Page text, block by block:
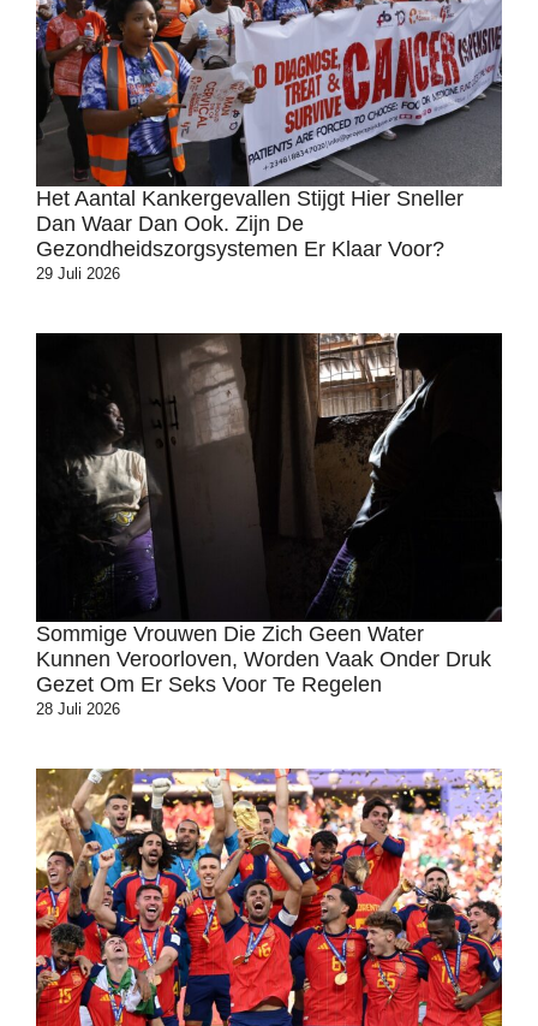
Het Aantal Kankergevallen Stijgt Hier Sneller
Dan Waar Dan Ook. Zijn De
Gezondheidszorgsystemen Er Klaar Voor?
29 Juli 2026
Sommige Vrouwen Die Zich Geen Water
Kunnen Veroorloven, Worden Vaak Onder Druk
Gezet Om Er Seks Voor Te Regelen
28 Juli 2026